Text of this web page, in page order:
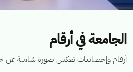
الجامعة في أرقام
أرقام وإحصائيات تعكس صورة شاملة عن